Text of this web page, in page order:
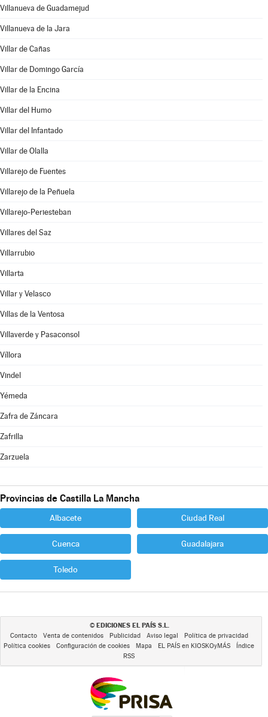
Villanueva de Guadamejud
Villanueva de la Jara
Villar de Cañas
Villar de Domingo García
Villar de la Encina
Villar del Humo
Villar del Infantado
Villar de Olalla
Villarejo de Fuentes
Villarejo de la Peñuela
Villarejo-Periesteban
Villares del Saz
Villarrubio
Villarta
Villar y Velasco
Villas de la Ventosa
Villaverde y Pasaconsol
Víllora
Vindel
Yémeda
Zafra de Záncara
Zafrilla
Zarzuela
Provincias de Castilla La Mancha
Albacete Ciudad Real
Cuenca Guadalajara
Toledo
© EDICIONES EL PAÍS S.L.
Contacto Venta de contenidos Publicidad Aviso legal
Política de privacidad
Política cookies
Configuración de cookies Mapa EL PAÍS en KIOSKOyMÁS
Índice
RSS